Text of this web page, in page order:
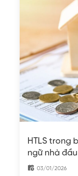
HTLS trong
ngữ nhà
03/01/2026